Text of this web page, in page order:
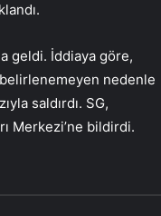
geldi. İddiaya göre,
nedenle
saldırdı. SG,
Merkezi’ne bildirdi.